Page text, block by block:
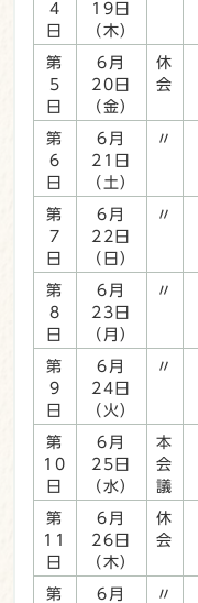
4
日
19日
（木）
第
5
日
6月
20日
（金）
休
会
第
6
日
6月
21日
（土）
〃
第
7
日
6月
22日
（日）
〃
第
8
日
6月
23日
（月）
〃
第
9
日
6月
24日
（火）
〃
第
10
日
6月
25日
（水）
本
会
議
第
11
日
6月
26日
（木）
休
会
第
6月
〃